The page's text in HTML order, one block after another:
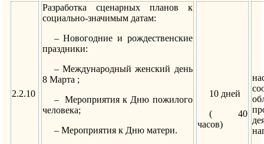
2.2.10
Разработка сценарных планов к
социально-значимым датам:
– Новогодние и рождественские
праздники:
– Международный женский день
8 Марта ;
– Мероприятия к Дню пожилого
человека;
– Мероприятия к Дню матери.
10 дней
( 40
часов)